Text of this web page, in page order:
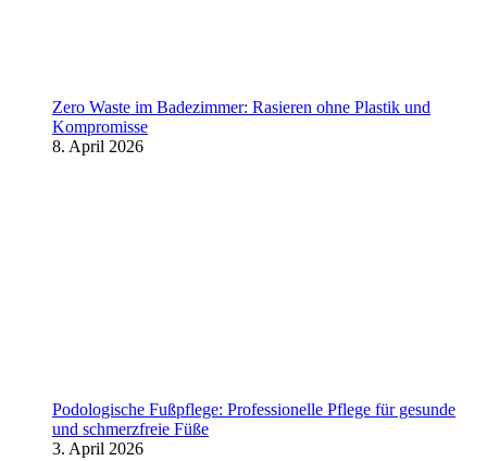
Zero Waste im Badezimmer: Rasieren ohne Plastik und
Kompromisse
8. April 2026
Podologische Fußpflege: Professionelle Pflege für gesunde
und schmerzfreie Füße
3. April 2026